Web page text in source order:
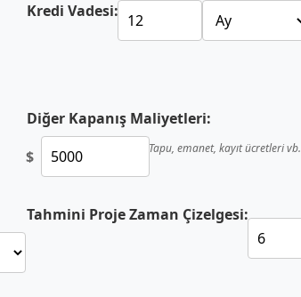
Kredi Vadesi:
Diğer Kapanış Maliyetleri:
$
Tapu, emanet, kayıt ücretleri vb.
Tahmini Proje Zaman Çizelgesi: